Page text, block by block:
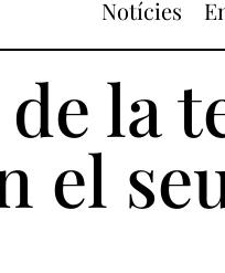
Notícies
la
el